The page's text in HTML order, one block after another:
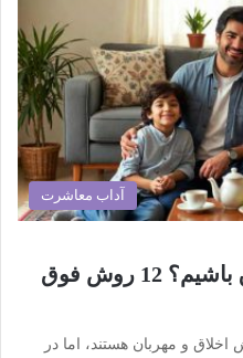
آداب معاشرت
چگونه در خانه خوش اخلاق باشیم؟ 12 روش فوق
و مهربان هستند، اما در